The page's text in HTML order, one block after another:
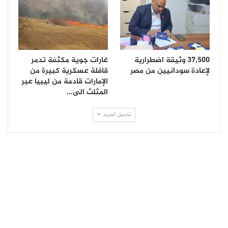
37,500 وثيقة اضطرارية
لإعادة سودانيين من مصر
غارات جوية مكثفة تدمر
قافلة عسكرية كبيرة من
الإمارات قادمة من ليبيا عبر
المثلث الى…
تحميل المزيد